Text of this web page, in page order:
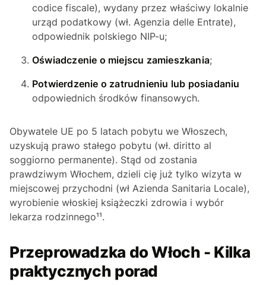
codice fiscale), wydany przez właściwy lokalnie
urząd podatkowy (wł. Agenzia delle Entrate),
odpowiednik polskiego NIP-u;
Oświadczenie o miejscu zamieszkania;
Potwierdzenie o zatrudnieniu lub posiadaniu
odpowiednich środków finansowych.
Obywatele UE po 5 latach pobytu we Włoszech,
uzyskują prawo stałego pobytu (wł. diritto al
soggiorno permanente). Stąd od zostania
prawdziwym Włochem, dzieli cię już tylko wizyta w
miejscowej przychodni (wł Azienda Sanitaria Locale),
wyrobienie włoskiej książeczki zdrowia i wybór
lekarza rodzinnego¹¹.
Przeprowadzka do Włoch - Kilka
praktycznych porad